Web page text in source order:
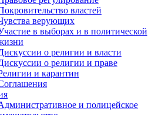
властей
верующих
в выборах и в политической
о религии и власти
о религии и праве
и карантин
и полицейское